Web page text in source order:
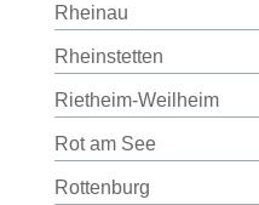
Rheinau
Rheinstetten
Rietheim-Weilheim
Rot am See
Rottenburg